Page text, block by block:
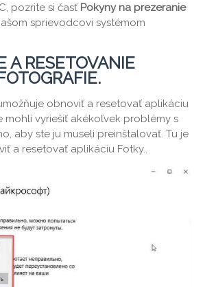
pozrite si časť Pokyny na prezeranie
sprievodcovi systémom
A RESETOVANIE
obnoviť a resetovať aplikáciu
mohli vyriešiť akékoľvek problémy s
aby ste ju museli preinštalovať. Tu je
a resetovať aplikáciu Fotky..